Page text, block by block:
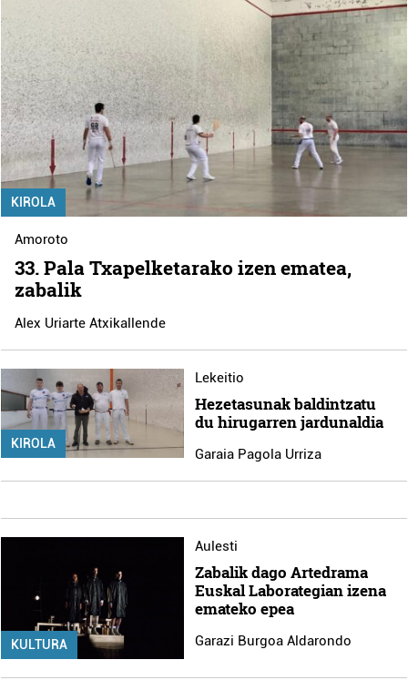
KIROLA
Amoroto
33. Pala Txapelketarako izen ematea,
zabalik
Alex Uriarte Atxikallende
KIROLA
Lekeitio
Hezetasunak baldintzatu
du hirugarren jardunaldia
Garaia Pagola Urriza
KULTURA
Aulesti
Zabalik dago Artedrama
Euskal Laborategian izena
emateko epea
Garazi Burgoa Aldarondo